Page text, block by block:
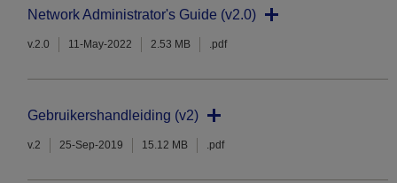
Network Administrator's Guide (v2.0)
v.2.0 11-May-2022 2.53 MB .pdf
Gebruikershandleiding (v2)
v.2 25-Sep-2019 15.12 MB .pdf